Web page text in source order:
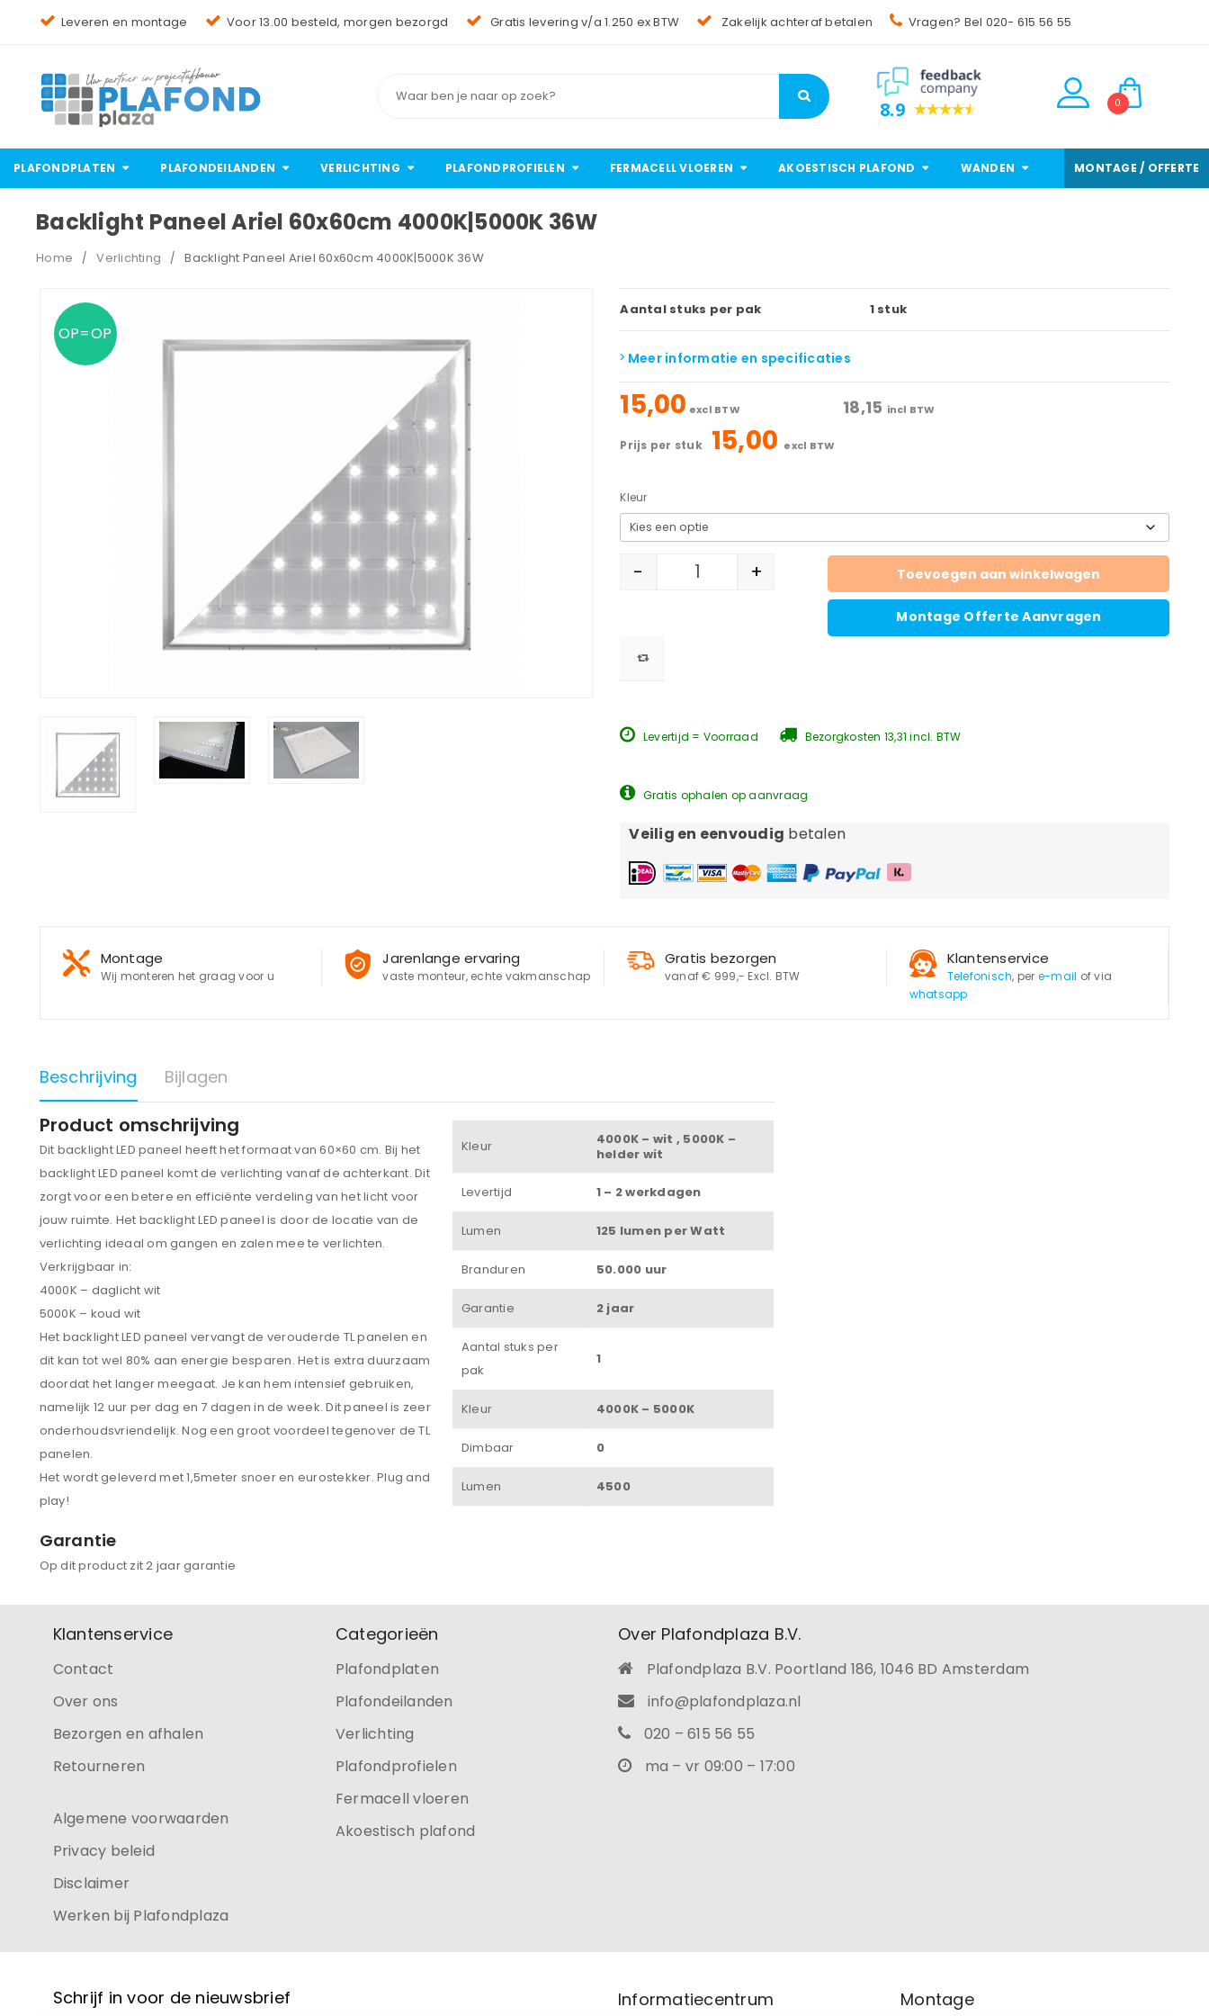
Wachtwoord
Onthouden
JE WACHTWOORD VERGETEN?
Leveren en montage Voor 13.00 besteld, morgen bezorgd Gratis levering v/a 1.250 ex BTW Zakelijk achteraf betalen Vragen? Bel 020- 615 56 55
8.9 0
PLAFONDPLATEN PLAFONDEILANDEN VERLICHTING PLAFONDPROFIELEN FERMACELL VLOEREN AKOESTISCH PLAFOND WANDEN MONTAGE / OFFERTE
Backlight Paneel Ariel 60x60cm 4000K|5000K 36W
Home / Verlichting / Backlight Paneel Ariel 60x60cm 4000K|5000K 36W
OP=OP
Aantal stuks per pak 1 stuk
Meer informatie en specificaties
15,00 excl BTW 18,15 incl BTW
prijs per stuk 15,00 excl BTW
Kleur
- + Toevoegen aan winkelwagen
Montage Offerte Aanvragen
Levertijd = Voorraad Bezorgkosten 13,31 incl. BTW
Gratis ophalen op aanvraag
Veilig en eenvoudig betalen
Montage
Wij monteren het graag voor u
Jarenlange ervaring
vaste monteur, echte vakmanschap
Gratis bezorgen
vanaf € 999,- Excl. BTW
Klantenservice
Telefonisch, per e-mail of via
whatsapp
Beschrijving Bijlagen
Product omschrijving
Dit backlight LED paneel heeft het formaat van 60×60 cm. Bij het
backlight LED paneel komt de verlichting vanaf de achterkant. Dit
zorgt voor een betere en efficiënte verdeling van het licht voor
jouw ruimte. Het backlight LED paneel is door de locatie van de
verlichting ideaal om gangen en zalen mee te verlichten.
Verkrijgbaar in:
4000K – daglicht wit
5000K – koud wit
Het backlight LED paneel vervangt de verouderde TL panelen en
dit kan tot wel 80% aan energie besparen. Het is extra duurzaam
doordat het langer meegaat. Je kan hem intensief gebruiken,
namelijk 12 uur per dag en 7 dagen in de week. Dit paneel is zeer
onderhoudsvriendelijk. Nog een groot voordeel tegenover de TL
panelen.
Het wordt geleverd met 1,5meter snoer en eurostekker. Plug and
play!
Garantie
Op dit product zit 2 jaar garantie
Kleur
4000K – wit , 5000K –
helder wit
Levertijd 1 – 2 werkdagen
Lumen 125 lumen per Watt
Branduren 50.000 uur
Garantie 2 jaar
Aantal stuks per
pak
1
Kleur 4000K – 5000K
Dimbaar 0
Lumen 4500
Klantenservice
Contact
Over ons
Bezorgen en afhalen
Retourneren
Algemene voorwaarden
Privacy beleid
Disclaimer
Werken bij Plafondplaza
Categorieën
Plafondplaten
Plafondeilanden
Verlichting
Plafondprofielen
Fermacell vloeren
Akoestisch plafond
Over Plafondplaza B.V.
Plafondplaza B.V. Poortland 186, 1046 BD Amsterdam
info@plafondplaza.nl
020 – 615 56 55
ma – vr 09:00 – 17:00
Schrijf in voor de nieuwsbrief Informatiecentrum Montage